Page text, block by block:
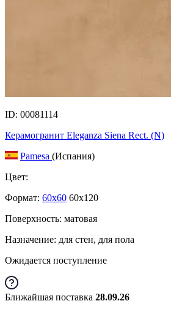
ID: 00081114
Керамогранит Eleganza Siena Rect. (N)
Pamesa (Испания)
Цвет:
Формат: 60x60 60x120
Поверхность: матовая
Назначение: для стен, для пола
Ожидается поступление
Ближайшая поставка 28.09.26